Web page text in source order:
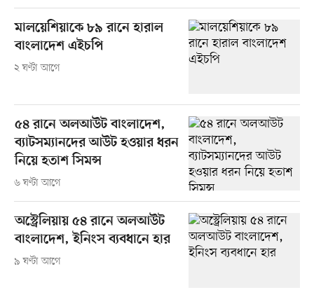
মালয়েশিয়াকে ৮৯ রানে হারাল
বাংলাদেশ এইচপি
২ ঘণ্টা আগে
৫৪ রানে অলআউট বাংলাদেশ,
ব্যাটসম্যানদের আউট হওয়ার ধরন
নিয়ে হতাশ সিমন্স
৬ ঘণ্টা আগে
অস্ট্রেলিয়ায় ৫৪ রানে অলআউট
বাংলাদেশ, ইনিংস ব্যবধানে হার
৯ ঘণ্টা আগে